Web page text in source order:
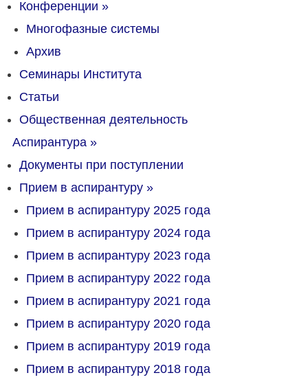
Конференции »
Многофазные системы
Архив
Семинары Института
Статьи
Общественная деятельность
Аспирантура »
Документы при поступлении
Прием в аспирантуру »
Прием в аспирантуру 2025 года
Прием в аспирантуру 2024 года
Прием в аспирантуру 2023 года
Прием в аспирантуру 2022 года
Прием в аспирантуру 2021 года
Прием в аспирантуру 2020 года
Прием в аспирантуру 2019 года
Прием в аспирантуру 2018 года